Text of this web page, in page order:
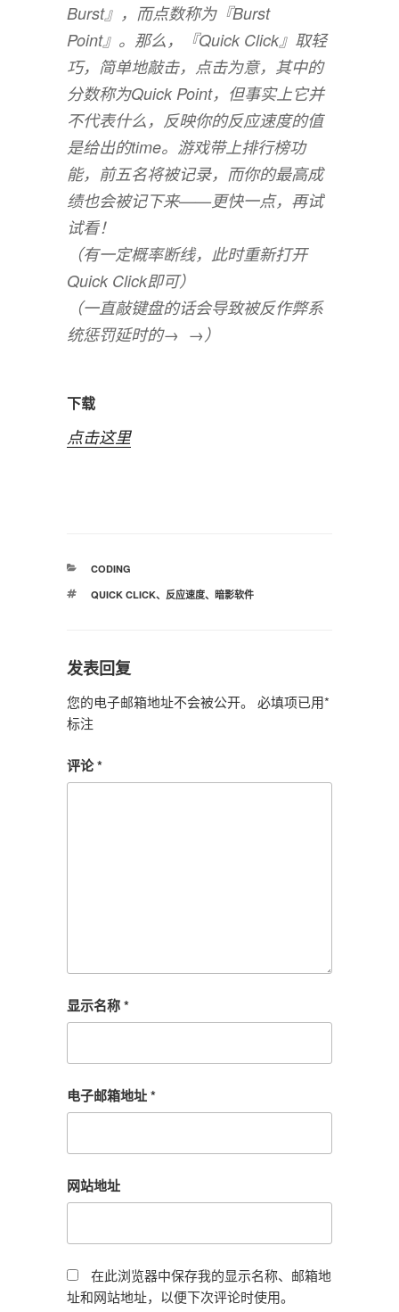
Burst』，而点数称为『Burst
Point』。那么，『Quick Click』取轻
巧，简单地敲击，点击为意，其中的
分数称为Quick Point，但事实上它并
不代表什么，反映你的反应速度的值
是给出的time。游戏带上排行榜功
能，前五名将被记录，而你的最高成
绩也会被记下来——更快一点，再试
试看！
（有一定概率断线，此时重新打开
Quick Click即可）
（一直敲键盘的话会导致被反作弊系
统惩罚延时的→ →）
下载
点击这里
分
CODING
标
QUICK CLICK、 反应速度、 暗影软件
发表回复
您的电子邮箱地址不会被公开。 必填项已用*
标注
评论*
显示名称*
电子邮箱地址*
网站地址
在此浏览器中保存我的显示名称、邮箱地
址和网站地址，以便下次评论时使用。